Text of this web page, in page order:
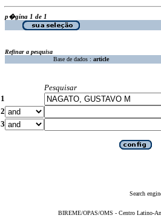
p�gina 1 de 1
Refinar a pesquisa
Base de dados : article
Pesquisar
1
2
3
Search
BIREME/OPAS/OMS - Centro Latino-